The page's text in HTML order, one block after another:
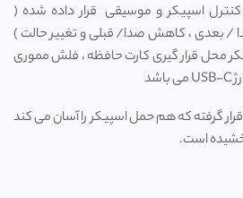
کنترل اسپیکر و موسیقی قرار داده شده (
بعدی ، کاهش صدا/ قبلی و تغییر حالت )
محل قرار گیری کارت حافظه ، فلش مموری
گرفته که هم حمل اسپیکر را آسان می ‌کند
است.